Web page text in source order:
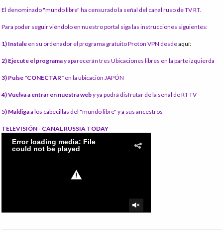
El denominado "mundo libre" ha censurado la señal del canal ruso de TV RT.
Para poder seguir viéndolo en nuestro portal siga las instrucciones siguientes:
1) Instale en su ordenador el programa gratuito Proton VPN desdeaquí:
2) Ejecute el programay aparecerán tres Ubicaciones libres en la parte izquierda
3) Pulse "CONECTAR" en la ubicación JAPÓN
4) Vuelva a entrar en nuestra weby ya podrá disfrutar de la señal de RT TV
5) Maldigaa los cabecillas del "mundo libre" y a sus ancestros
TELEVISIÓN - CANAL RUSSIA TODAY